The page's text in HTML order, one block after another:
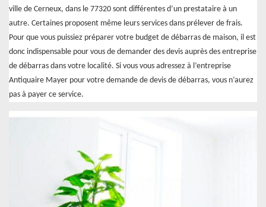
ville de Cerneux, dans le 77320 sont différentes d’un prestataire à un
autre. Certaines proposent même leurs services dans prélever de frais.
Pour que vous puissiez préparer votre budget de débarras de maison, il est
donc indispensable pour vous de demander des devis auprès des entreprise
de débarras dans votre localité. Si vous vous adressez à l’entreprise
Antiquaire Mayer pour votre demande de devis de débarras, vous n’aurez
pas à payer ce service.